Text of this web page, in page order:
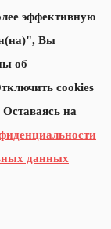
эффективную
Вы
об
cookies
на
данных
с